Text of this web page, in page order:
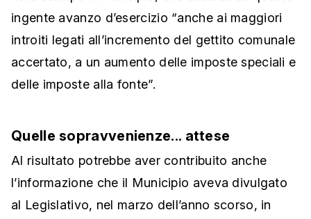
ingente avanzo d’esercizio “anche ai maggiori
introiti legati all’incremento del gettito comunale
accertato, a un aumento delle imposte speciali e
delle imposte alla fonte”.
Quelle sopravvenienze... attese
Al risultato potrebbe aver contribuito anche
l’informazione che il Municipio aveva divulgato
al Legislativo, nel marzo dell’anno scorso, in